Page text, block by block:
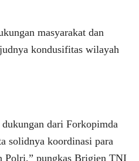
masyarakat dan
kondusifitas wilayah
dari Forkopimda
solidnya koordinasi para
Polri,” pungkas Brigjen TNI